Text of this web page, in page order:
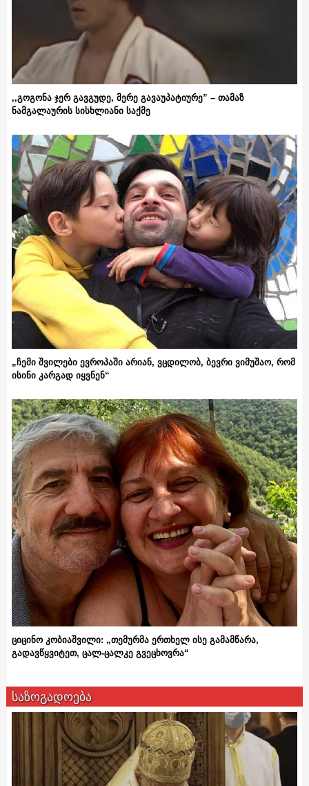
,,გოგონა ჯერ გავგუდე, მერე გავაუპატიურე” – თამაზ
ნამგალაურის სისხლიანი საქმე
„ჩემი შვილები ევროპაში არიან, ვცდილობ, ბევრი ვიმუშაო, რომ
ისინი კარგად იყვნენ“
ციცინო კობიაშვილი: „თემურმა ერთხელ ისე გამამწარა,
გადავწყვიტეთ, ცალ-ცალკე გვეცხოვრა“
საზოგადოება